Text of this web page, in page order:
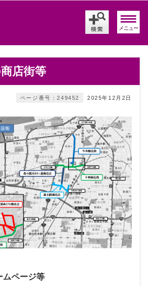
メニュー
店街等
2025年12月2日
ページ番号：249452
ムページ等